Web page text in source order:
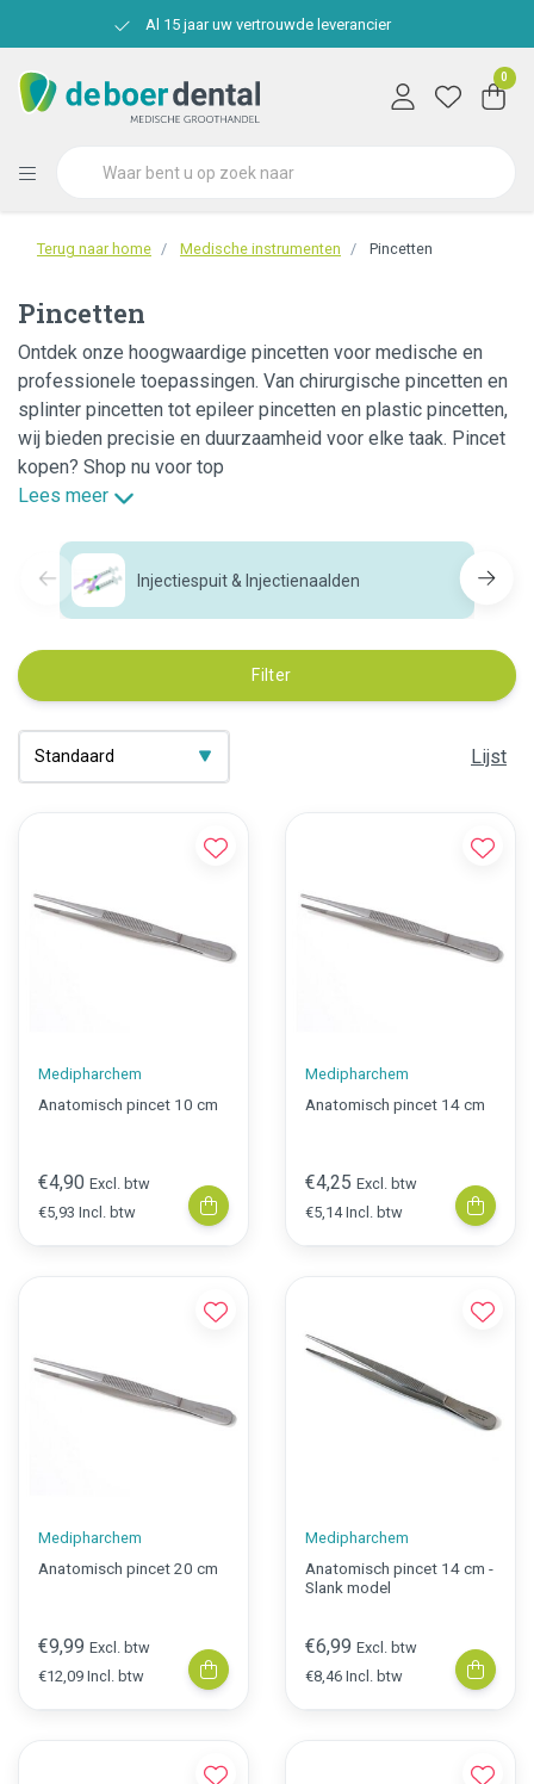
Al 15 jaar uw vertrouwde leverancier
0
Terug naar home Medische instrumenten Pincetten
Pincetten
Ontdek onze hoogwaardige pincetten voor medische en
professionele toepassingen. Van chirurgische pincetten en
splinter pincetten tot epileer pincetten en plastic pincetten,
wij bieden precisie en duurzaamheid voor elke taak. Pincet
kopen? Shop nu voor top
Lees meer
Injectiespuit & Injectienaalden
Filter
Lijst
Medipharchem
Anatomisch pincet 10 cm
€4,90 Excl. btw
€5,93 Incl. btw
Medipharchem
Anatomisch pincet 14 cm
€4,25 Excl. btw
€5,14 Incl. btw
Medipharchem
Anatomisch pincet 20 cm
€9,99 Excl. btw
€12,09 Incl. btw
Medipharchem
Anatomisch pincet 14 cm -
Slank model
€6,99 Excl. btw
€8,46 Incl. btw